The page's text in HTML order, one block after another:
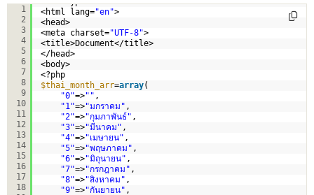
1
2
3
4
5
6
7
8
9
10
11
12
13
14
15
16
17
18
<html lang="en">
<head>
<meta charset="UTF-8">
<title>Document</title>
</head>
<body>
<?php
$thai_month_arr=array(
"0"=>"" ,
"1"=>"มกราคม" ,
"2"=>"กุมภาพันธ์" ,
"3"=>"มีนาคม" ,
"4"=>"เมษายน" ,
"5"=>"พฤษภาคม" ,
"6"=>"มิถุนายน" ,
"7"=>"กรกฎาคม" ,
"8"=>"สิงหาคม" ,
"9"=>"กันยายน" ,